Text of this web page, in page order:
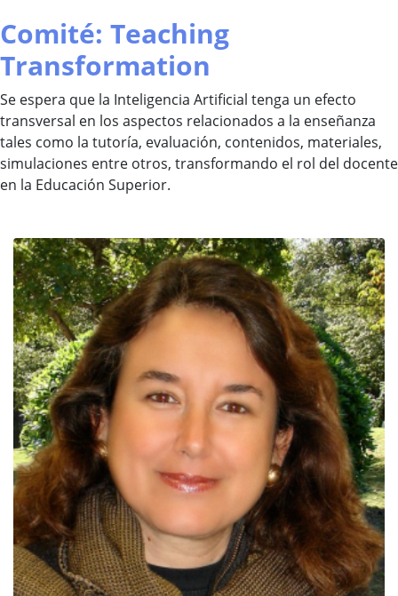
Comité: Teaching
Transformation
Se espera que la Inteligencia Artificial tenga un efecto
transversal en los aspectos relacionados a la enseñanza
tales como la tutoría, evaluación, contenidos, materiales,
simulaciones entre otros, transformando el rol del docente
en la Educación Superior.